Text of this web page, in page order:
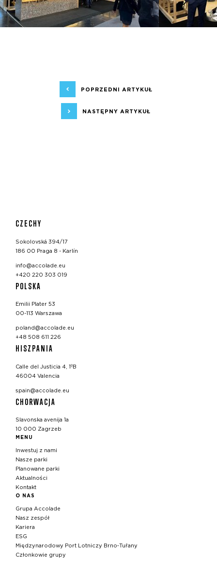
POPRZEDNI ARTYKUŁ
NASTĘPNY ARTYKUŁ
CZECHY
Sokolovská 394/17
186 00 Praga 8 - Karlín
info@accolade.eu
+420 220 303 019
POLSKA
Emilii Plater 53
00-113 Warszawa
poland@accolade.eu
+48 508 611 226
HISZPANIA
Calle del Justicia 4, 1ºB
46004 Valencia
spain@accolade.eu
CHORWACJA
Slavonska avenija 1a
10 000 Zagrzeb
MENU
Inwestuj z nami
Nasze parki
Planowane parki
Aktualności
Kontakt
O NAS
Grupa Accolade
Nasz zespół
Kariera
ESG
Międzynarodowy Port Lotniczy Brno‑Tuřany
Członkowie grupy